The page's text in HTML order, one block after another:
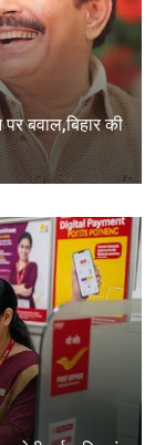
बवाल,बिहार की